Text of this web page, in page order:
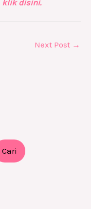
Cari
klik disini.
Next Post →